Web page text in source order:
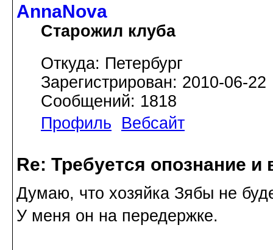
AnnaNova
Старожил клуба
Откуда: Петербург
Зарегистрирован: 2010-06-22
Сообщений: 1818
Профиль
Вебсайт
Re: Требуется опознание
Думаю, что хозяйка Зябы не
У меня он на передержке.